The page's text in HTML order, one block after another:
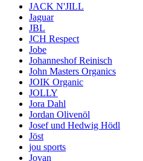
JACK N'JILL
Jaguar
JBL
JCH Respect
Jobe
Johanneshof Reinisch
John Masters Organics
JOIK Organic
JOLLY
Jora Dahl
Jordan Olivenöl
Josef und Hedwig Hödl
Jöst
jou sports
Jovan